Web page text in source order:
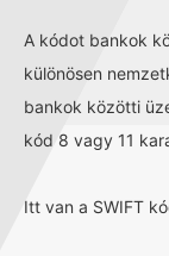
A kódot bankok
különösen
bankok közötti
kód 8 vagy 11
Itt van a SWIFT